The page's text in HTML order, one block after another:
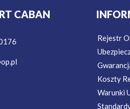
CABAN
Rejestr
Koszty
Warunki